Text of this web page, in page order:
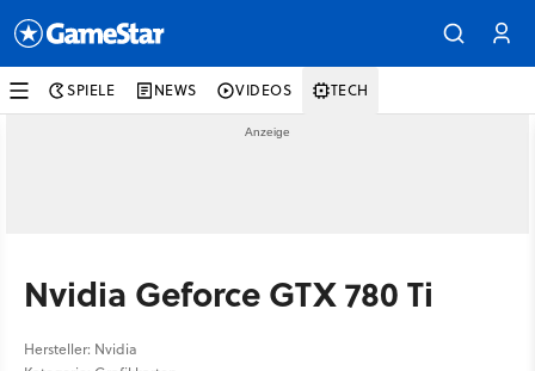
SPIELE NEWS VIDEOS TECH
Nvidia Geforce GTX 780 Ti
Hersteller: Nvidia